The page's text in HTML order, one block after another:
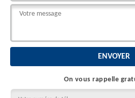
On vous rappelle